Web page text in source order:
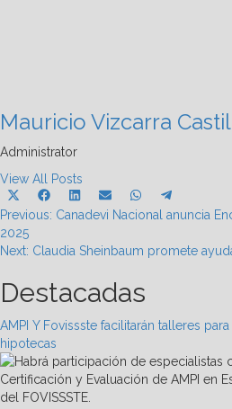
Mauricio Vizcarra
Administrator
View All Posts
Share
on
(Twitter)
Share
on
Facebook
Share
on
LinkedInShare
on
Email
Share
on
WhatsApp
on
Post
navigation
Previous: Canadevi Nacional anuncia
2025
Next: Claudia Sheinbaum promete
Destacadas
AMPI Y Fovissste facilitarán talleres
hipotecas